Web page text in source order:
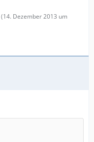
(14. Dezember 2013 um